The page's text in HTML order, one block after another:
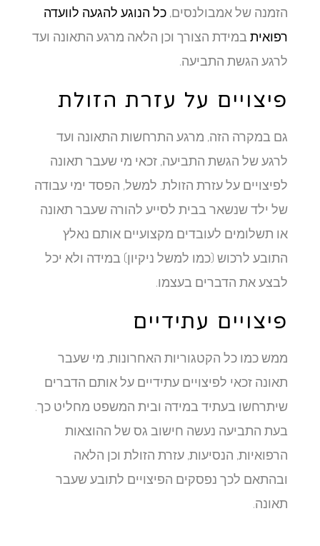
הזמנה של אמבולנסים,כל הנוגע להגעה לוועדה
רפואיתבמידת הצורך וכן הלאה מרגע התאונה ועד
לרגע הגשת התביעה.
פיצויים על עזרת הזולת
גם במקרה הזה, מרגע התרחשות התאונה ועד
לרגע של הגשת התביעה, זכאי מי שעבר תאונה
לפיצויים על עזרת הזולת. למשל, הפסד ימי עבודה
של ילד שנשאר בבית לסייע להורה שעבר תאונה
או תשלומים לעובדים מקצועיים אותם נאלץ
התובע לרכוש (כמו למשל ניקיון) במידה ולא יכל
לבצע את הדברים בעצמו.
פיצויים עתידיים
ממש כמו כל הקטגוריות האחרונות, מי שעבר
תאונה זכאי לפיצויים עתידיים על אותם הדברים
שיתרחשו בעתיד במידה ובית המשפט מחליט כך.
בעת התביעה נעשה חישוב גס של ההוצאות
הרפואיות, הנסיעות, עזרת הזולת וכן הלאה
ובהתאם לכך נפסקים הפיצויים לתובע שעבר
תאונה.